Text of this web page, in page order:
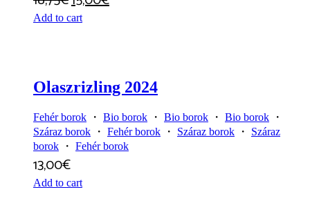
Add to cart
Olaszrizling 2024
Fehér borok ・ Bio borok ・ Bio borok ・ Bio borok ・
Száraz borok ・ Fehér borok ・ Száraz borok ・ Száraz
borok ・ Fehér borok
13,00€
Add to cart